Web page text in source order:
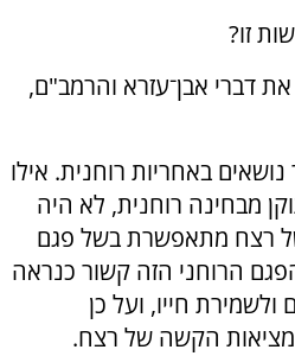
זו?
דברי אבן־עזרא והרמב"ם,
באחריות רוחנית. אילו
מבחינה רוחנית, לא היה
רצח מתאפשרת בשל פגם
הרוחני הזה קשור כנראה
חייו, ועל כן
הקשה של רצח.